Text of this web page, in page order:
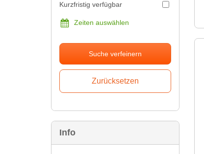
Kurzfristig verfügbar
Zeiten auswählen
Suche verfeinern
Info